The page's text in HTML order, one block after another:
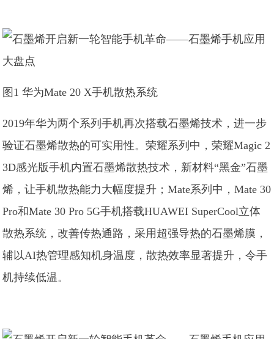
图1 华为Mate 20 X手机散热系统
2019年华为两个系列手机再次搭载石墨烯技术，进一步
验证石墨烯散热的可实用性。荣耀系列中，荣耀Magic 2
3D感光版手机内置石墨烯散热技术，新材料“黑金”石墨
烯，让手机散热能力大幅度提升；Mate系列中，Mate 30
Pro和Mate 30 Pro 5G手机搭载HUAWEI SuperCool立体
散热系统，改善传热通路，采用超强导热的石墨烯膜，
辅以AI热管理感知机身温度，散热效率显著提升，令手
机持续低温。